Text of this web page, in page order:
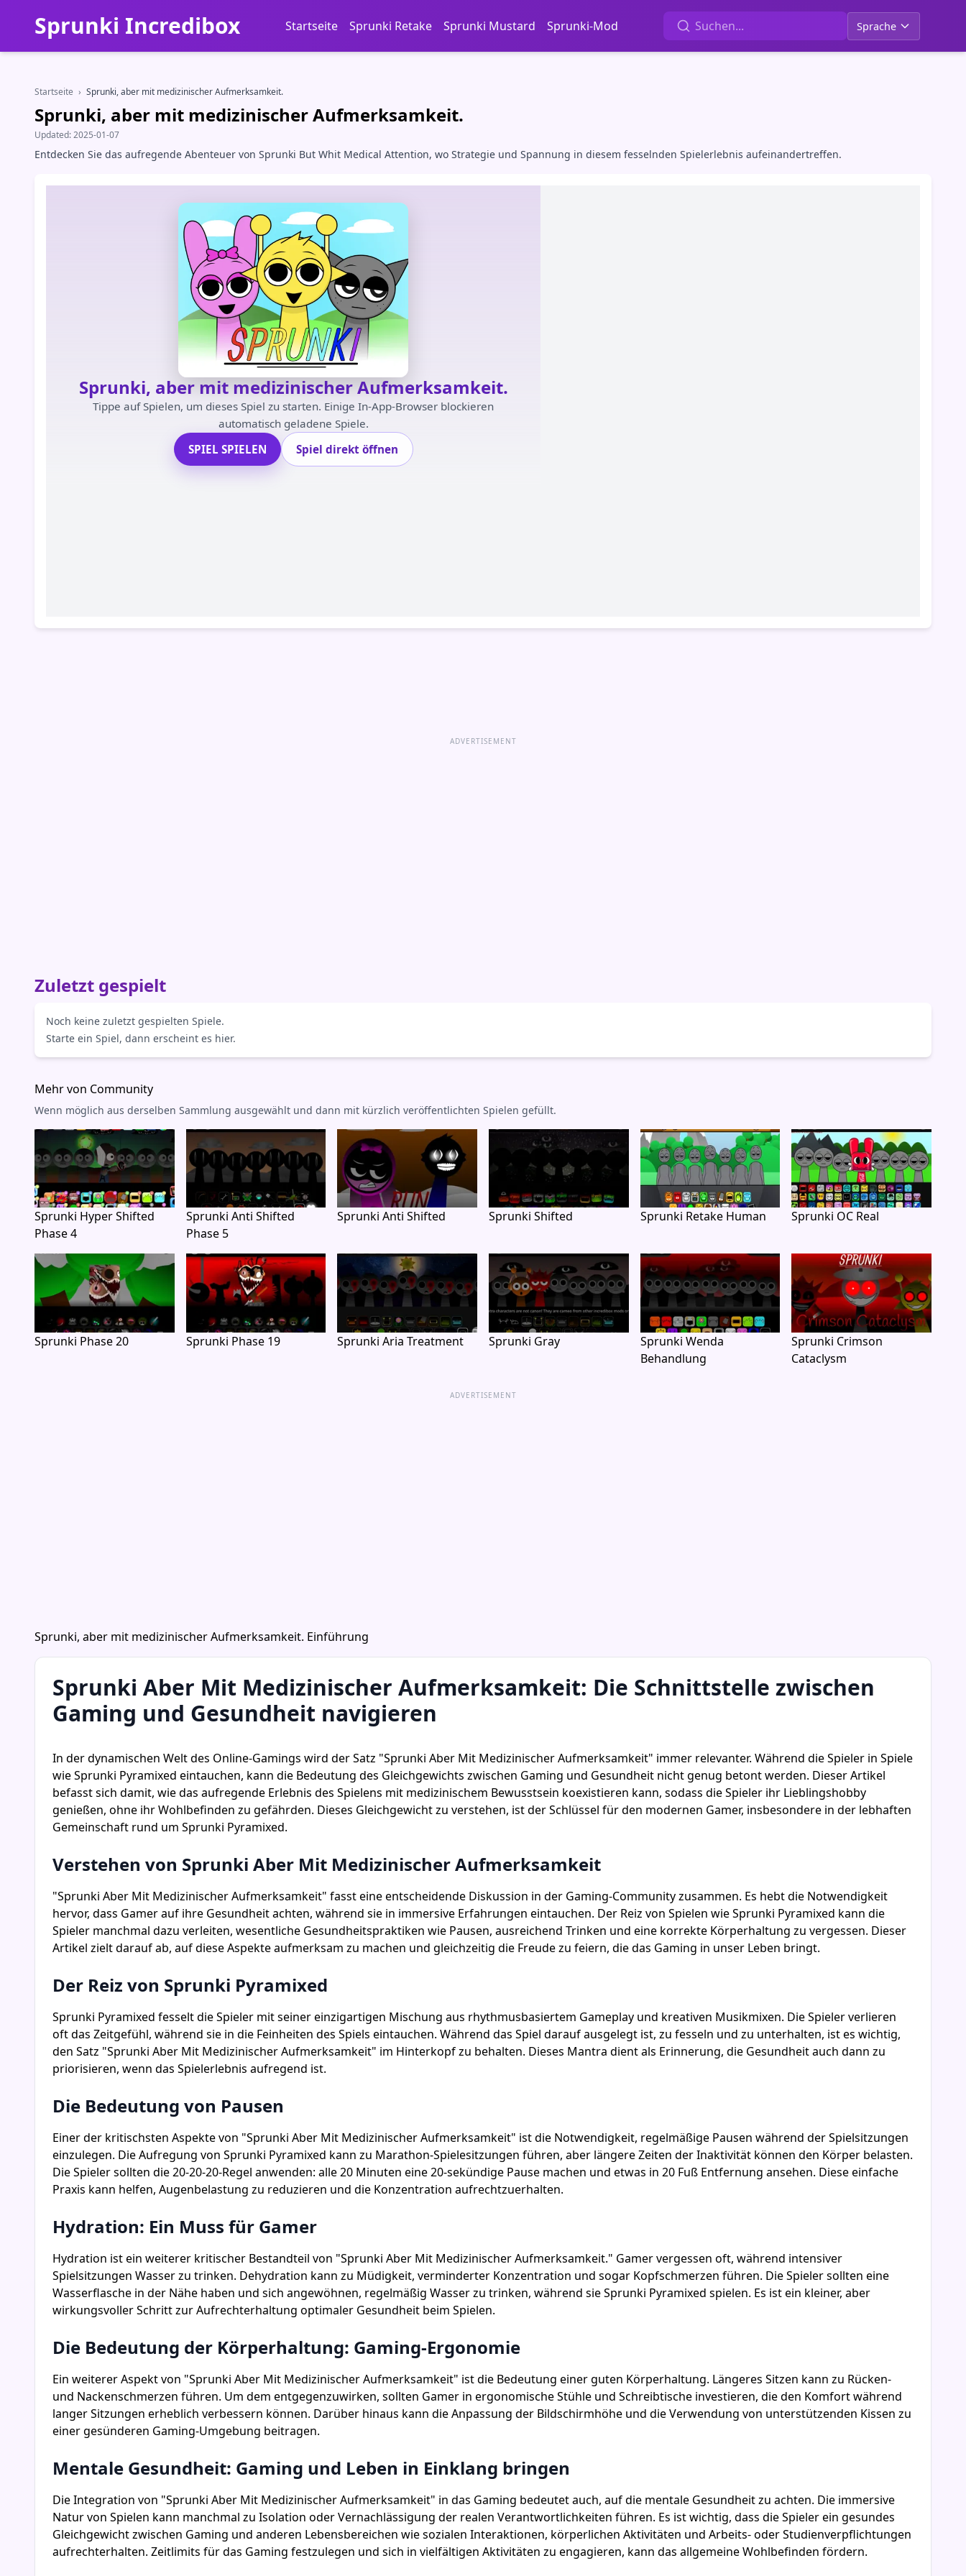
Sprunki Incredibox Startseite Sprunki Retake Sprunki Mustard Sprunki-Mod Sprache
Startseite › Sprunki, aber mit medizinischer Aufmerksamkeit.
Sprunki, aber mit medizinischer Aufmerksamkeit.
Updated:2025-01-07
Entdecken Sie das aufregende Abenteuer von Sprunki But Whit Medical Attention, wo Strategie und Spannung in diesem fesselnden Spielerlebnis aufeinandertreffen.
Sprunki, aber mit medizinischer Aufmerksamkeit.
Tippe auf Spielen, um dieses Spiel zu starten. Einige In-App-Browser blockieren
automatisch geladene Spiele.
SPIEL SPIELEN
Spiel direkt öffnen
ADVERTISEMENT
Zuletzt gespielt
Noch keine zuletzt gespielten Spiele.
Starte ein Spiel, dann erscheint es hier.
Mehr von Community
Wenn möglich aus derselben Sammlung ausgewählt und dann mit kürzlich veröffentlichten Spielen gefüllt.
Sprunki Hyper Shifted
Phase 4
Sprunki Anti Shifted
Phase 5
Sprunki Anti Shifted Sprunki Shifted Sprunki Retake Human Sprunki OC Real
Sprunki Phase 20 Sprunki Phase 19 Sprunki Aria Treatment Sprunki Gray
Sprunki Wenda
Behandlung
Sprunki Crimson
Cataclysm
ADVERTISEMENT
Sprunki, aber mit medizinischer Aufmerksamkeit. Einführung
Sprunki Aber Mit Medizinischer Aufmerksamkeit: Die Schnittstelle zwischen
Gaming und Gesundheit navigieren
In der dynamischen Welt des Online-Gamings wird der Satz "Sprunki Aber Mit Medizinischer Aufmerksamkeit" immer relevanter. Während die Spieler in Spiele
wie Sprunki Pyramixed eintauchen, kann die Bedeutung des Gleichgewichts zwischen Gaming und Gesundheit nicht genug betont werden. Dieser Artikel
befasst sich damit, wie das aufregende Erlebnis des Spielens mit medizinischem Bewusstsein koexistieren kann, sodass die Spieler ihr Lieblingshobby
genießen, ohne ihr Wohlbefinden zu gefährden. Dieses Gleichgewicht zu verstehen, ist der Schlüssel für den modernen Gamer, insbesondere in der lebhaften
Gemeinschaft rund um Sprunki Pyramixed.
Verstehen von Sprunki Aber Mit Medizinischer Aufmerksamkeit
"Sprunki Aber Mit Medizinischer Aufmerksamkeit" fasst eine entscheidende Diskussion in der Gaming-Community zusammen. Es hebt die Notwendigkeit
hervor, dass Gamer auf ihre Gesundheit achten, während sie in immersive Erfahrungen eintauchen. Der Reiz von Spielen wie Sprunki Pyramixed kann die
Spieler manchmal dazu verleiten, wesentliche Gesundheitspraktiken wie Pausen, ausreichend Trinken und eine korrekte Körperhaltung zu vergessen. Dieser
Artikel zielt darauf ab, auf diese Aspekte aufmerksam zu machen und gleichzeitig die Freude zu feiern, die das Gaming in unser Leben bringt.
Der Reiz von Sprunki Pyramixed
Sprunki Pyramixed fesselt die Spieler mit seiner einzigartigen Mischung aus rhythmusbasiertem Gameplay und kreativen Musikmixen. Die Spieler verlieren
oft das Zeitgefühl, während sie in die Feinheiten des Spiels eintauchen. Während das Spiel darauf ausgelegt ist, zu fesseln und zu unterhalten, ist es wichtig,
den Satz "Sprunki Aber Mit Medizinischer Aufmerksamkeit" im Hinterkopf zu behalten. Dieses Mantra dient als Erinnerung, die Gesundheit auch dann zu
priorisieren, wenn das Spielerlebnis aufregend ist.
Die Bedeutung von Pausen
Einer der kritischsten Aspekte von "Sprunki Aber Mit Medizinischer Aufmerksamkeit" ist die Notwendigkeit, regelmäßige Pausen während der Spielsitzungen
einzulegen. Die Aufregung von Sprunki Pyramixed kann zu Marathon-Spielesitzungen führen, aber längere Zeiten der Inaktivität können den Körper belasten.
Die Spieler sollten die 20-20-20-Regel anwenden: alle 20 Minuten eine 20-sekündige Pause machen und etwas in 20 Fuß Entfernung ansehen. Diese einfache
Praxis kann helfen, Augenbelastung zu reduzieren und die Konzentration aufrechtzuerhalten.
Hydration: Ein Muss für Gamer
Hydration ist ein weiterer kritischer Bestandteil von "Sprunki Aber Mit Medizinischer Aufmerksamkeit." Gamer vergessen oft, während intensiver
Spielsitzungen Wasser zu trinken. Dehydration kann zu Müdigkeit, verminderter Konzentration und sogar Kopfschmerzen führen. Die Spieler sollten eine
Wasserflasche in der Nähe haben und sich angewöhnen, regelmäßig Wasser zu trinken, während sie Sprunki Pyramixed spielen. Es ist ein kleiner, aber
wirkungsvoller Schritt zur Aufrechterhaltung optimaler Gesundheit beim Spielen.
Die Bedeutung der Körperhaltung: Gaming-Ergonomie
Ein weiterer Aspekt von "Sprunki Aber Mit Medizinischer Aufmerksamkeit" ist die Bedeutung einer guten Körperhaltung. Längeres Sitzen kann zu Rücken-
und Nackenschmerzen führen. Um dem entgegenzuwirken, sollten Gamer in ergonomische Stühle und Schreibtische investieren, die den Komfort während
langer Sitzungen erheblich verbessern können. Darüber hinaus kann die Anpassung der Bildschirmhöhe und die Verwendung von unterstützenden Kissen zu
einer gesünderen Gaming-Umgebung beitragen.
Mentale Gesundheit: Gaming und Leben in Einklang bringen
Die Integration von "Sprunki Aber Mit Medizinischer Aufmerksamkeit" in das Gaming bedeutet auch, auf die mentale Gesundheit zu achten. Die immersive
Natur von Spielen kann manchmal zu Isolation oder Vernachlässigung der realen Verantwortlichkeiten führen. Es ist wichtig, dass die Spieler ein gesundes
Gleichgewicht zwischen Gaming und anderen Lebensbereichen wie sozialen Interaktionen, körperlichen Aktivitäten und Arbeits- oder Studienverpflichtungen
aufrechterhalten. Zeitlimits für das Gaming festzulegen und sich in vielfältigen Aktivitäten zu engagieren, kann das allgemeine Wohlbefinden fördern.